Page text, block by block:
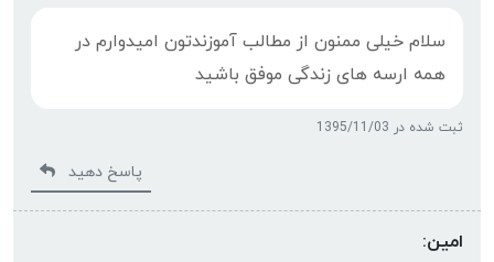
سلام خیلی ممنون از مطالب آموزندتون امیدوارم در
همه ارسه های زندگی موفق باشید
ثبت شده در 1395/11/03
پاسخ دهید
امین: